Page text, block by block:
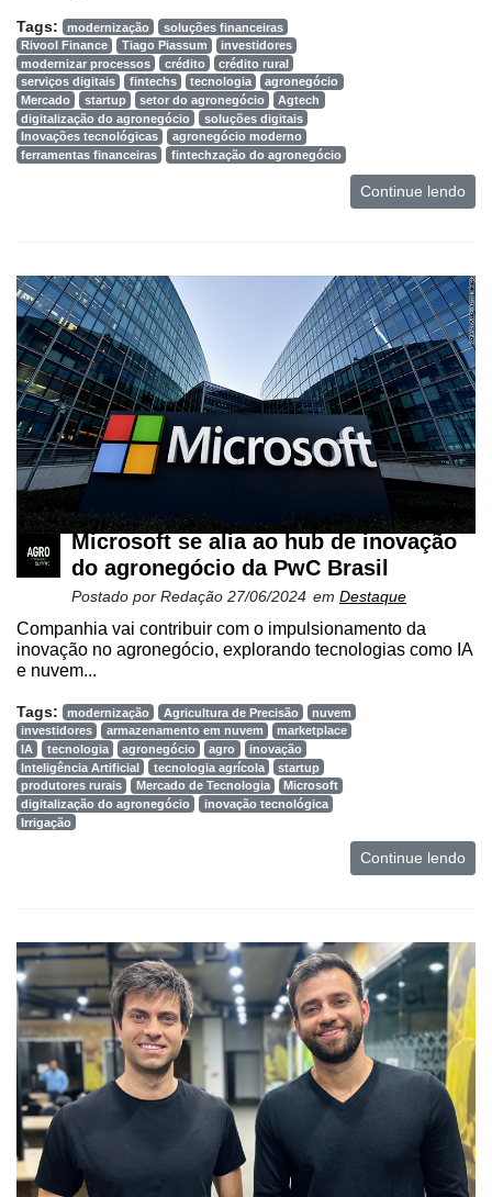
Tags: modernização
soluções financeiras
Rivool Finance
Tiago Piassum
investidores
modernizar processos
crédito
crédito rural
serviços digitais
fintechs tecnologia
agronegócio
Mercado
startup setor do agronegócio
Agtech
digitalização do agronegócio
soluções digitais
Inovações tecnológicas
agronegócio moderno
ferramentas financeiras
fintechzação do agronegócio
Continue lendo
Microsoft se alia ao hub de inovação
do agronegócio da PwC Brasil
Postado por Redação 27/06/2024 em Destaque
Companhia vai contribuir com o impulsionamento da
inovação no agronegócio, explorando tecnologias como IA
e nuvem...
Tags: modernização Agricultura de Precisão
nuvem
investidores
armazenamento em nuvem
marketplace
IA
tecnologia agronegócio agro
inovação
Inteligência Artificial
tecnologia agrícola
startup
produtores rurais
Mercado de Tecnologia
Microsoft
digitalização do agronegócio
inovação tecnológica
Irrigação
Continue lendo